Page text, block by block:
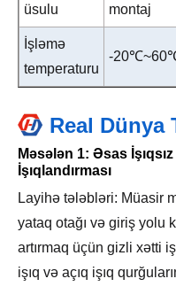
üsulu
montaj
İşləmə
temperaturu
-
Real Dünya
Məsələn 1: Əsas
İşıqlandırması
Layihə tələbləri: Müasir
yataq otağı və giriş yolu
artırmaq üçün gizli xətti
işıq və açıq işıq